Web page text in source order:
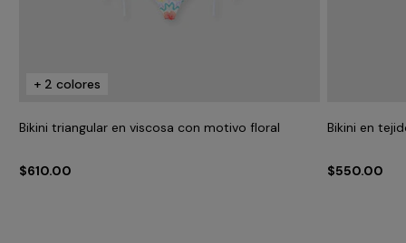
+ 2 colores
Bikini triangular en viscosa con motivo floral
$610.00
Bikini en
$550.00